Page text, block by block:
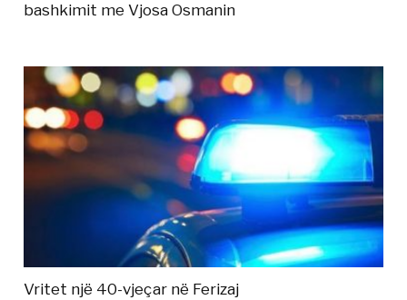
bashkimit me Vjosa Osmanin
Vritet një 40-vjeçar në Ferizaj